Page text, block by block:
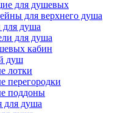
для душевых
для верхнего душа
душа
для душа
кабин
душ
лотки
перегородки
поддоны
для душа